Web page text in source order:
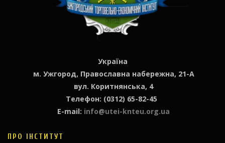
Україна
м. Ужгород, Православна набережна, 21-А
вул. Коритнянська, 4
Телефон: (0312) 65-82-45
E-mail: info@utei-knteu.org.ua
ПРО ІНСТИТУТ